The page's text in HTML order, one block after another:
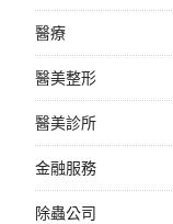
醫療
醫美整形
醫美診所
金融服務
除蟲公司